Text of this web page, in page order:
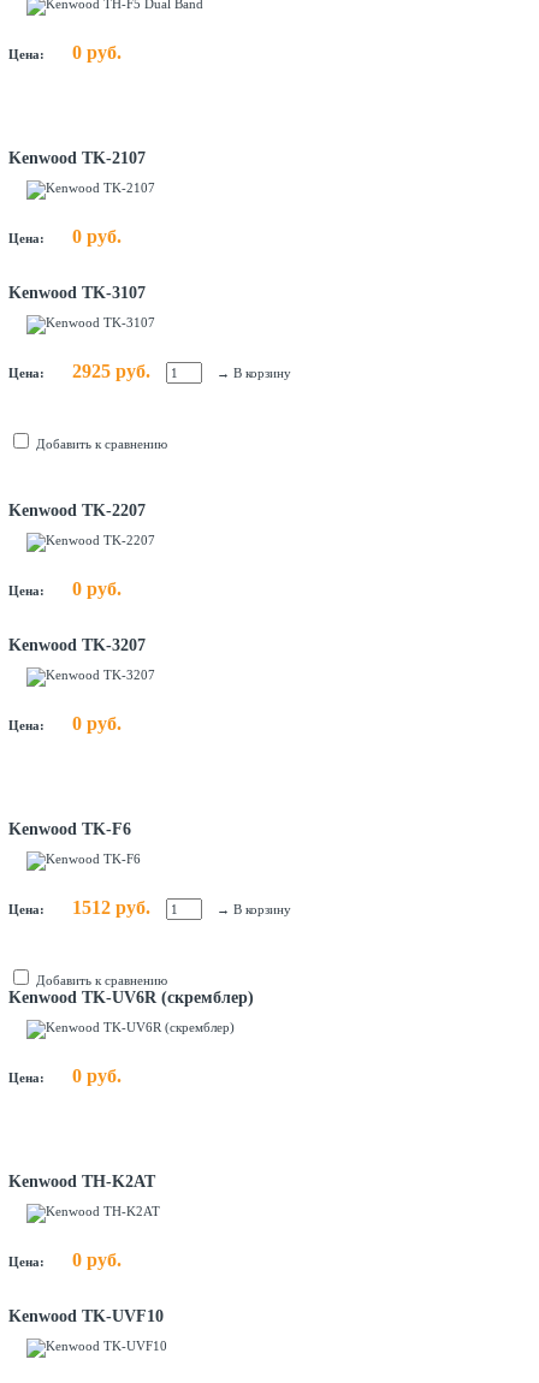
Цена: 0 руб.
Kenwood TK-2107
Цена: 0 руб.
Kenwood TK-3107
Цена: 2925 руб. → В корзину
Добавить к сравнению
Kenwood TK-2207
Цена: 0 руб.
Kenwood TK-3207
Цена: 0 руб.
Kenwood TK-F6
Цена: 1512 руб. → В корзину
Добавить к сравнению
Kenwood TK-UV6R (скремблер)
Цена: 0 руб.
Kenwood TH-K2AT
Цена: 0 руб.
Kenwood TK-UVF10